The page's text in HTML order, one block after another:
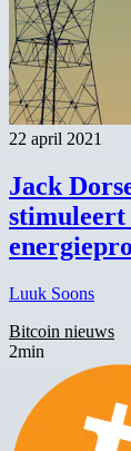
22 april 2021
Jack
stimuleert
Luuk Soons
Bitcoin nieuws
2min